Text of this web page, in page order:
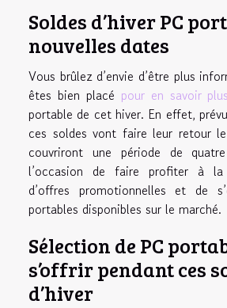
Soldes d’hiver PC
nouvelles dates
Vous brûlez d’envie d’être plus
êtes bien placé pour en savoir plus
portable de cet hiver. En effet,
ces soldes vont faire leur retour
couvriront une période de
l’occasion de faire profiter à
d’offres promotionnelles et de
portables disponibles sur le marché.
Sélection de PC
s’offrir pendant ces
d’hiver